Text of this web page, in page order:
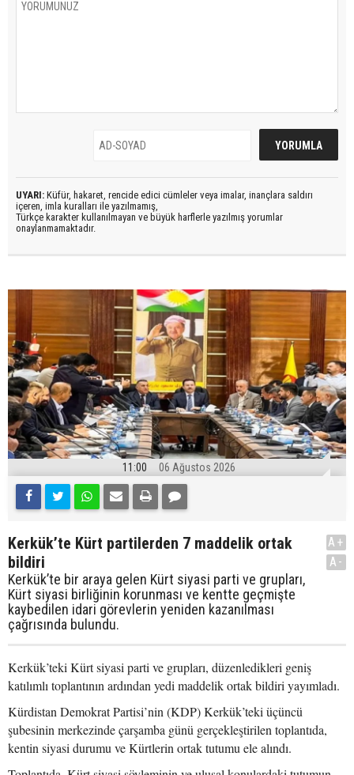
UYARI: Küfür, hakaret, rencide edici cümleler veya imalar, inançlara saldırı
içeren, imla kuralları ile yazılmamış,
Türkçe karakter kullanılmayan ve büyük harflerle yazılmış yorumlar
onaylanmamaktadır.
11:00 06 Ağustos 2026
Kerkük’te Kürt partilerden 7 maddelik ortak
bildiri
Kerkük’te bir araya gelen Kürt siyasi parti ve grupları,
Kürt siyasi birliğinin korunması ve kentte geçmişte
kaybedilen idari görevlerin yeniden kazanılması
çağrısında bulundu.
A+
A-
Kerkük’teki Kürt siyasi parti ve grupları, düzenledikleri geniş
katılımlı toplantının ardından yedi maddelik ortak bildiri yayımladı.
Kürdistan Demokrat Partisi’nin (KDP) Kerkük’teki üçüncü
şubesinin merkezinde çarşamba günü gerçekleştirilen toplantıda,
kentin siyasi durumu ve Kürtlerin ortak tutumu ele alındı.